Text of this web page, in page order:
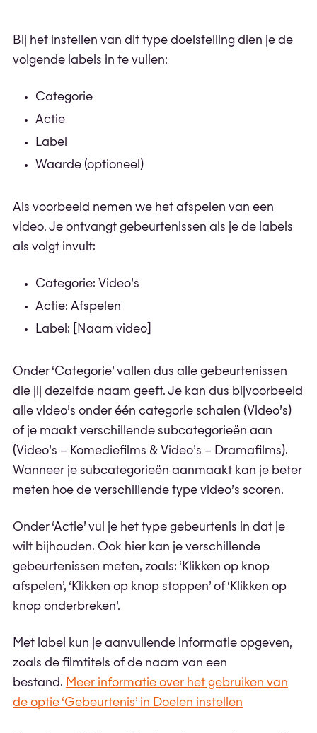
Bij het instellen van dit type doelstelling dien je de
volgende labels in te vullen:
Categorie
Actie
Label
Waarde (optioneel)
Als voorbeeld nemen we het afspelen van een
video. Je ontvangt gebeurtenissen als je de labels
als volgt invult:
Categorie: Video’s
Actie: Afspelen
Label: [Naam video]
Onder ‘Categorie’ vallen dus alle gebeurtenissen
die jij dezelfde naam geeft. Je kan dus bijvoorbeeld
alle video’s onder één categorie schalen (Video’s)
of je maakt verschillende subcategorieën aan
(Video’s – Komediefilms & Video’s – Dramafilms).
Wanneer je subcategorieën aanmaakt kan je beter
meten hoe de verschillende type video’s scoren.
Onder ‘Actie’ vul je het type gebeurtenis in dat je
wilt bijhouden. Ook hier kan je verschillende
gebeurtenissen meten, zoals: ‘Klikken op knop
afspelen’, ‘Klikken op knop stoppen’ of ‘Klikken op
knop onderbreken’.
Met label kun je aanvullende informatie opgeven,
zoals de filmtitels of de naam van een
bestand. Meer informatie over het gebruiken van
de optie ‘Gebeurtenis’ in Doelen instellen